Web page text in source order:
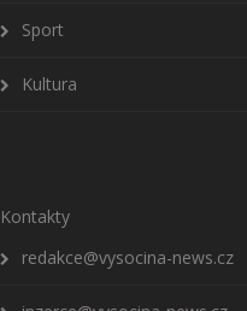
Sport
Kultura
Kontakty
redakce@vysocina-news.cz